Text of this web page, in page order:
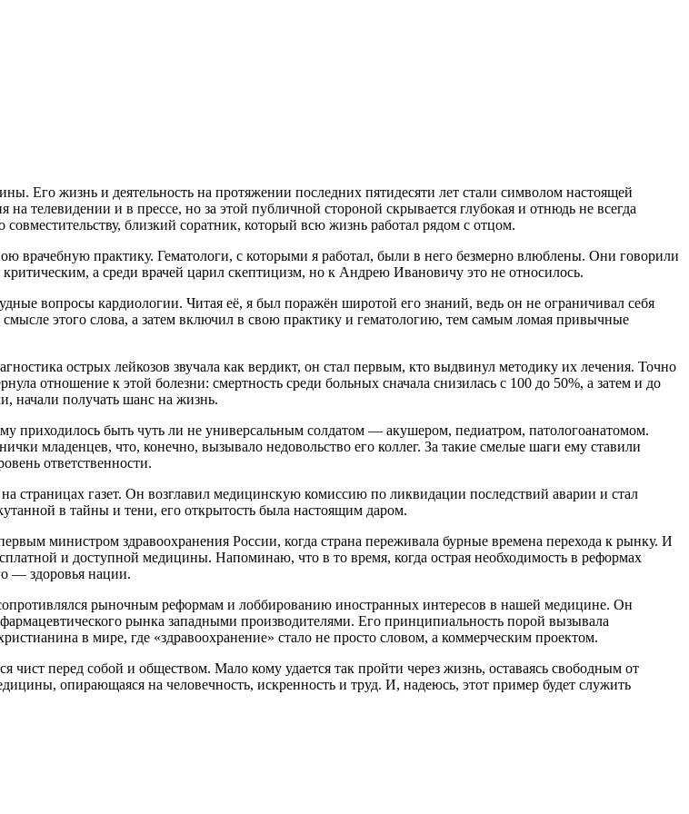
Его жизнь и деятельность на протяжении последних пятидесяти лет стали символом настоящей
телевидении и в прессе, но за этой публичной стороной скрывается глубокая и отнюдь не всегда
близкий соратник, который всю жизнь работал рядом с отцом.
врачебную практику. Гематологи, с которыми я работал, были в него безмерно влюблены. Они говорили
а среди врачей царил скептицизм, но к Андрею Ивановичу это не относилось.
вопросы кардиологии. Читая её, я был поражён широтой его знаний, ведь он не ограничивал себя
этого слова, а затем включил в свою практику и гематологию, тем самым ломая привычные
острых лейкозов звучала как вердикт, он стал первым, кто выдвинул методику их лечения. Точно
отношение к этой болезни: смертность среди больных сначала снизилась с 100 до 50%, а затем и до
начали получать шанс на жизнь.
приходилось быть чуть ли не универсальным солдатом — акушером, педиатром, патологоанатомом.
младенцев, что, конечно, вызывало недовольство его коллег. За такие смелые шаги ему ставили
ответственности.
страницах газет. Он возглавил медицинскую комиссию по ликвидации последствий аварии и стал
в тайны и тени, его открытость была настоящим даром.
министром здравоохранения России, когда страна переживала бурные времена перехода к рынку. И
и доступной медицины. Напоминаю, что в то время, когда острая необходимость в реформах
— здоровья нации.
рыночным реформам и лоббированию иностранных интересов в нашей медицине. Он
рынка западными производителями. Его принципиальность порой вызывала
в мире, где «здравоохранение» стало не просто словом, а коммерческим проектом.
чист перед собой и обществом. Мало кому удается так пройти через жизнь, оставаясь свободным от
опирающаяся на человечность, искренность и труд. И, надеюсь, этот пример будет служить